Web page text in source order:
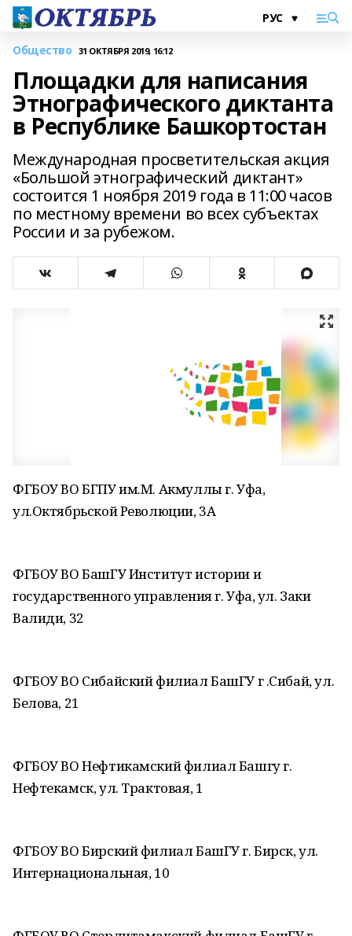
Общество 31 ОКТЯБРЯ 2019, 16:12
Площадки для написания
Этнографического диктанта
в Республике Башкортостан
Международная просветительская акция
«Большой этнографический диктант»
состоится 1 ноября 2019 года в 11:00 часов
по местному времени во всех субъектах
России и за рубежом.
ФГБОУ ВО БГПУ им.М. Акмуллы г. Уфа,
ул.Октябрьской Революции, 3А
ФГБОУ ВО БашГУ Институт истории и
государственного управления г. Уфа, ул. Заки
Валиди, 32
ФГБОУ ВО Сибайский филиал БашГУ г .Сибай, ул.
Белова, 21
ФГБОУ ВО Нефтикамский филиал Башгу г.
Нефтекамск, ул. Трактовая, 1
ФГБОУ ВО Бирский филиал БашГУ г. Бирск, ул.
Интернациональная, 10